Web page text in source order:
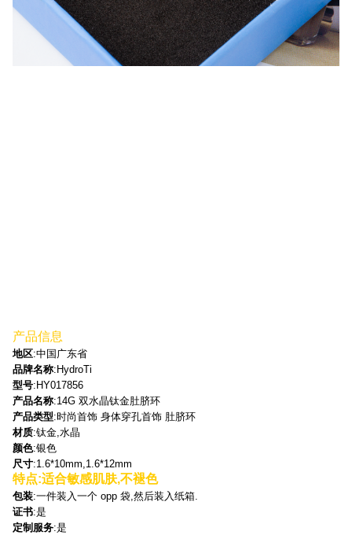
产品信息
地区:中国广东省
品牌名称:HydroTi
型号:HY017856
产品名称:14G 双水晶钛金肚脐环
产品类型:时尚首饰 身体穿孔首饰 肚脐环
材质:钛金,水晶
颜色:银色
尺寸:1.6*10mm,1.6*12mm
特点:适合敏感肌肤,不褪色
包装:一件装入一个 opp 袋,然后装入纸箱.
证书:是
定制服务:是